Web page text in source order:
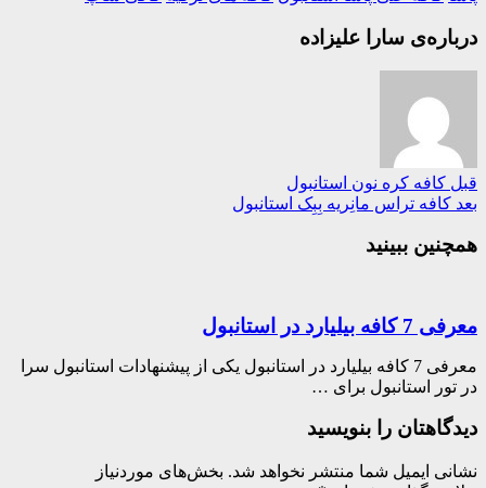
سارا علیزاده
کافه کره نون استانبول
تراس مانِریه بِبِک استانبول
ببینید
در استانبول
معرفی 7 کافه بیلیارد در استانبول یکی از پیشنهادات استانبول سرا
استانبول برای …
را بنویسید
ایمیل شما منتشر نخواهد شد. بخش‌های موردنیاز